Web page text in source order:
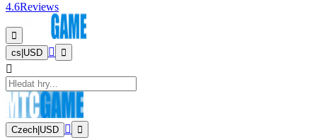
4.6Reviews
cs USD
Czech USD